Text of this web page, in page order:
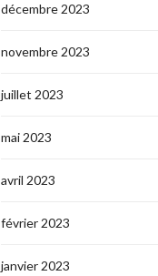
décembre 2023
novembre 2023
juillet 2023
mai 2023
avril 2023
février 2023
janvier 2023